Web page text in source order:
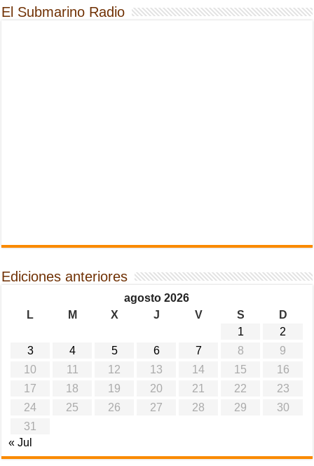
El Submarino Radio
Ediciones anteriores
agosto 2026
L
M X J V S
D
1
2
3
4 5 6 7 8
9
10
11 12 13 14 15
16
17
18 19 20 21 22
23
24
25 26 27 28 29
30
31
« Jul